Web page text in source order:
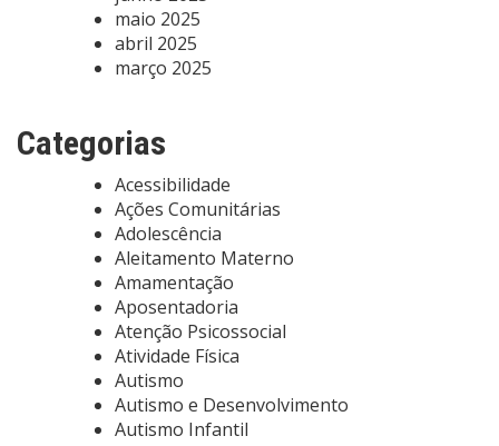
maio 2025
abril 2025
março 2025
Categorias
Acessibilidade
Ações Comunitárias
Adolescência
Aleitamento Materno
Amamentação
Aposentadoria
Atenção Psicossocial
Atividade Física
Autismo
Autismo e Desenvolvimento
Autismo Infantil